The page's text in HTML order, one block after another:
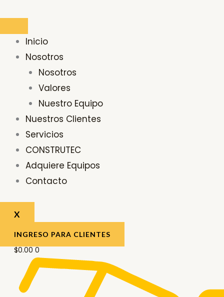
contenido
Inicio
Nosotros
Nosotros
Valores
Nuestro Equipo
Nuestros Clientes
Servicios
CONSTRUTEC
Adquiere Equipos
Contacto
X
INGRESO PARA CLIENTES
$0.00 0